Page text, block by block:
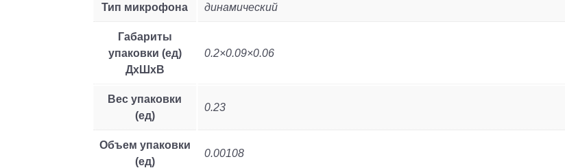
Тип микрофона динамический
Габариты
упаковки (ед)
ДхШхВ
0.2×0.09×0.06
Вес упаковки
(ед)
0.23
Объем упаковки
(ед)
0.00108